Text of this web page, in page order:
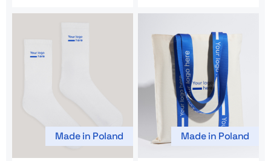
Made in Poland Made in Poland